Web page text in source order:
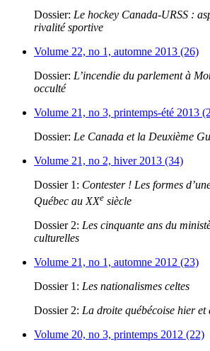
Dossier: Le hockey Canada-URSS :
rivalité sportive
Volume 22, no 1, automne 2013 (26)
Dossier: L’incendie du parlement à
occulté
Volume 21, no 3, printemps-été 2013
Dossier: Le Canada et la Deuxième
Volume 21, no 2, hiver 2013 (34)
Dossier 1: Contester ! Les formes
Québec au XXe siècle
Dossier 2: Les cinquante ans du
culturelles
Volume 21, no 1, automne 2012 (23)
Dossier 1: Les nationalismes celtes
Dossier 2: La droite québécoise hier et
Volume 20, no 3, printemps 2012 (22)